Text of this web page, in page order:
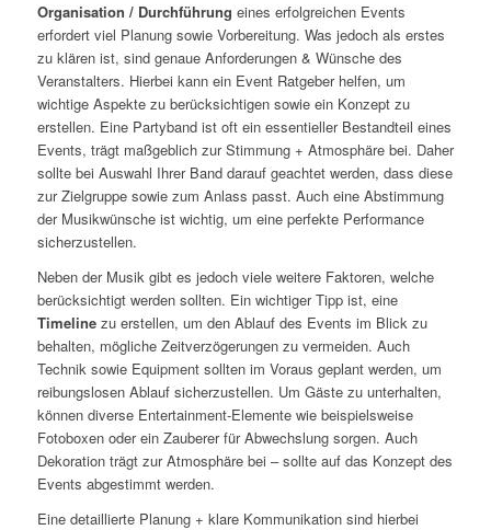
Organisation / Durchführung eines erfolgreichen Events
erfordert viel Planung sowie Vorbereitung. Was jedoch als erstes
zu klären ist, sind genaue Anforderungen & Wünsche des
Veranstalters. Hierbei kann ein Event Ratgeber helfen, um
wichtige Aspekte zu berücksichtigen sowie ein Konzept zu
erstellen. Eine Partyband ist oft ein essentieller Bestandteil eines
Events, trägt maßgeblich zur Stimmung + Atmosphäre bei. Daher
sollte bei Auswahl Ihrer Band darauf geachtet werden, dass diese
zur Zielgruppe sowie zum Anlass passt. Auch eine Abstimmung
der Musikwünsche ist wichtig, um eine perfekte Performance
sicherzustellen.
Neben der Musik gibt es jedoch viele weitere Faktoren, welche
berücksichtigt werden sollten. Ein wichtiger Tipp ist, eine
Timelinezu erstellen, um den Ablauf des Events im Blick zu
behalten, mögliche Zeitverzögerungen zu vermeiden. Auch
Technik sowie Equipment sollten im Voraus geplant werden, um
reibungslosen Ablauf sicherzustellen. Um Gäste zu unterhalten,
können diverse Entertainment-Elemente wie beispielsweise
Fotoboxen oder ein Zauberer für Abwechslung sorgen. Auch
Dekoration trägt zur Atmosphäre bei – sollte auf das Konzept des
Events abgestimmt werden.
Eine detaillierte Planung + klare Kommunikation sind hierbei